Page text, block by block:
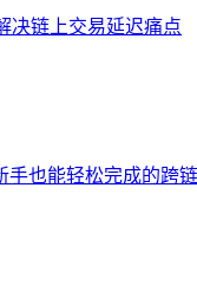
决链上交易延迟痛点
手也能轻松完成的跨